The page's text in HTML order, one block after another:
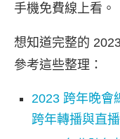
手機免費線上看。
想知道完整的
參考這些整理：
2023 跨年晚會
跨年轉播與直